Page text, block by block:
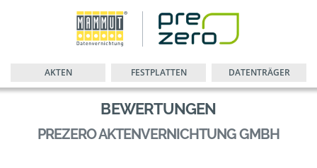
AKTEN FESTPLATTEN DATENTRÄGER
BEWERTUNGEN
PREZERO AKTENVERNICHTUNG GMBH